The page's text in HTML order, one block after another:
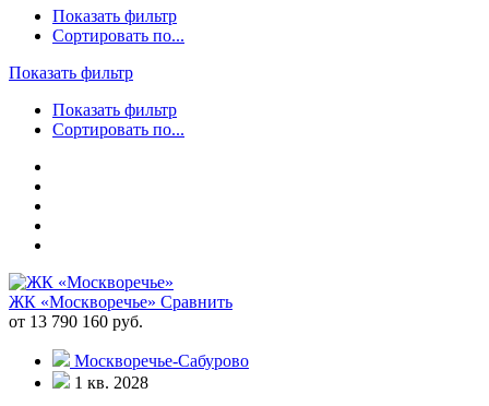
Показать фильтр
Сортировать по...
Показать фильтр
Показать фильтр
Сортировать по...
ЖК «Москворечье» Сравнить
от 13 790 160 руб.
Москворечье-Сабурово
1 кв. 2028